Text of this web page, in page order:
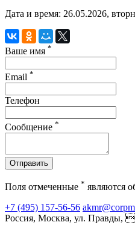
Дата и время: 26.05.2026,
Ваше имя *
Email *
Телефон
Сообщение *
Отправить
Поля отмеченные * являются
+7 (495) 157-56-56
Россия, Москва, ул. Правды,